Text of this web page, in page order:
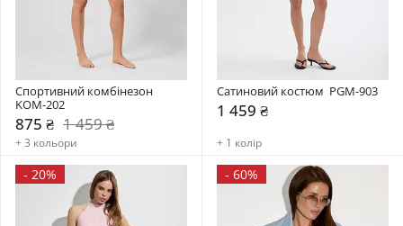
Спортивний комбінезон
KOM-202
875 ₴ 1 459 ₴
+ 3 кольори
Сатиновий костюм  PGM-903
1 459 ₴
+ 1 колір
- 20% - 60%